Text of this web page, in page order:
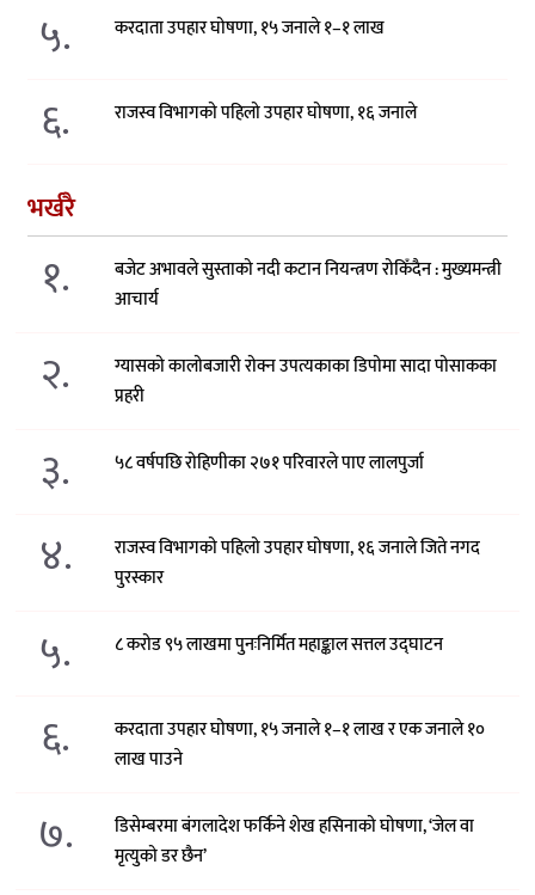
५. करदाता उपहार घोषणा, १५ जनाले १–१ लाख
६. राजस्व विभागको पहिलो उपहार घोषणा, १६ जनाले
भर्खरै
१.
बजेट अभावले सुस्ताको नदी कटान नियन्त्रण रोकिँदैन : मुख्यमन्त्री
आचार्य
२.
ग्यासको कालोबजारी रोक्न उपत्यकाका डिपोमा सादा पोसाकका
प्रहरी
३. ५८ वर्षपछि रोहिणीका २७१ परिवारले पाए लालपुर्जा
४.
राजस्व विभागको पहिलो उपहार घोषणा, १६ जनाले जिते नगद
पुरस्कार
५. ८ करोड ९५ लाखमा पुनःनिर्मित महाङ्काल सत्तल उद्घाटन
६.
करदाता उपहार घोषणा, १५ जनाले १–१ लाख र एक जनाले १०
लाख पाउने
७.
डिसेम्बरमा बंगलादेश फर्किने शेख हसिनाको घोषणा, ‘जेल वा
मृत्युको डर छैन’